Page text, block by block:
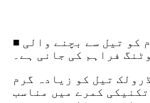
■ شافٹ پٹ اور مشین روم کو تیل سے بچنے والی
فراہم کی جانی ہے۔
تیل کو زیادہ گرم
کمرے میں مناسب